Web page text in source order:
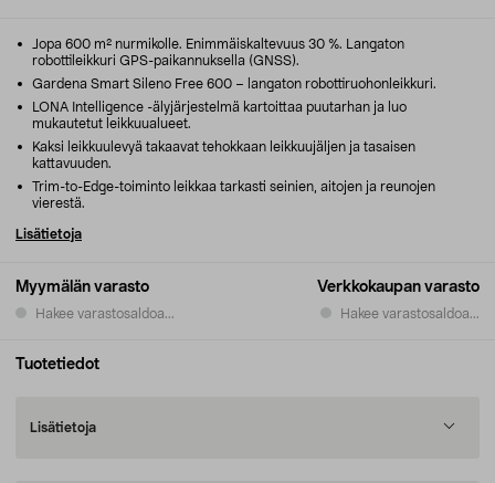
Myymälän varasto
Hakee varastosaldoa...
Verkkokaupan varasto
Hakee varastosaldoa...
Jopa 600 m² nurmikolle. Enimmäiskaltevuus 30 %. Langaton
robottileikkuri GPS-paikannuksella (GNSS).
Gardena Smart Sileno Free 600 – langaton robottiruohonleikkuri.
LONA Intelligence -älyjärjestelmä kartoittaa puutarhan ja luo
mukautetut leikkuualueet.
Kaksi leikkuulevyä takaavat tehokkaan leikkuujäljen ja tasaisen
kattavuuden.
Trim-to-Edge-toiminto leikkaa tarkasti seinien, aitojen ja reunojen
vierestä.
Lisätietoja
Tuotetiedot
Lisätietoja